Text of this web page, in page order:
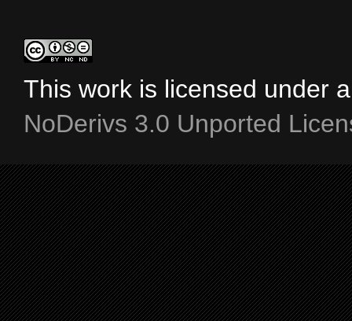
This work is licensed under
NoDerivs 3.0 Unported